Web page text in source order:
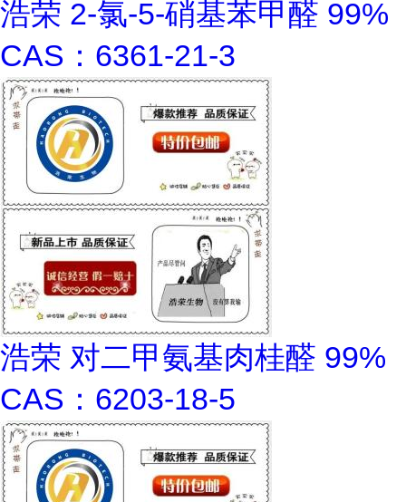
浩荣 2-氯-5-硝基苯甲醛 99%
CAS：6361-21-3
浩荣 对二甲氨基肉桂醛 99%
CAS：6203-18-5